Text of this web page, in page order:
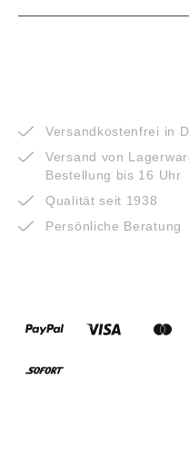
Versandkostenfrei in
Versand von
Bestellung bis 16 Uhr
Qualität seit 1938
Persönliche Beratung